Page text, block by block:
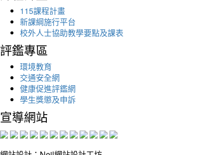
115課程計畫
新課綱施行平台
校外人士協助教學要點及課表
評鑑專區
環境教育
交通安全網
健康促進評鑑網
學生獎懲及申訴
宣導網站